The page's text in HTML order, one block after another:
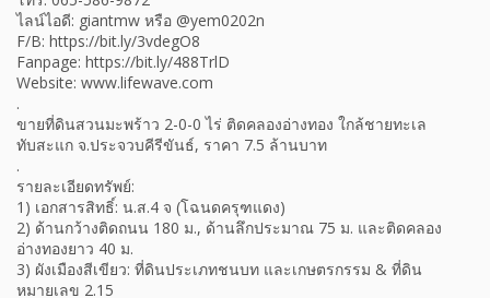
ไลน์ไอดี: giantmw หรือ @yem0202n
F/B: https://bit.ly/3vdegO8
Fanpage: https://bit.ly/488TrlD
Website: www.lifewave.com
.
ขายที่ดินสวนมะพร้าว 2-0-0 ไร่ ติดคลองอ่างทอง ใกล้ชายทะเล
ทับสะแก จ.ประจวบคีรีขันธ์, ราคา 7.5 ล้านบาท
.
รายละเอียดทรัพย์:
1) เอกสารสิทธิ์: น.ส.4 จ (โฉนดครุฑแดง)
2) ด้านกว้างติดถนน 180 ม., ด้านลึกประมาณ 75 ม. และติดคลอง
อ่างทองยาว 40 ม.
3) ผังเมืองสีเขียว: ที่ดินประเภทชนบท และเกษตรกรรม & ที่ดิน
หมายเลข 2.15